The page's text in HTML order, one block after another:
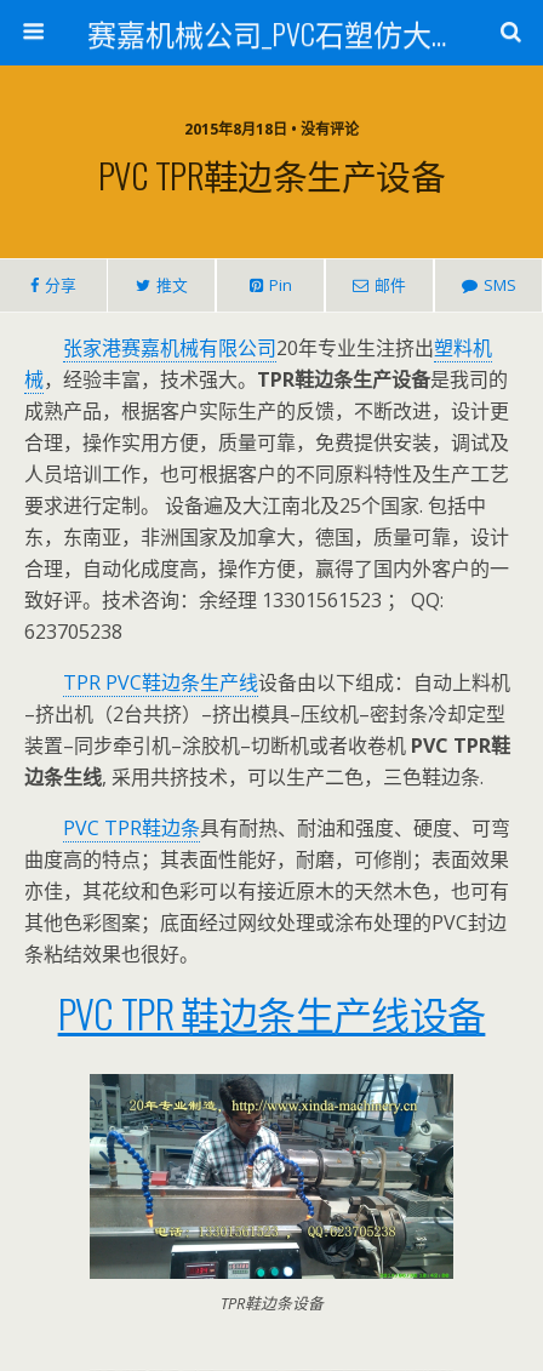
赛嘉机械公司_PVC石塑仿大理石线条生产线_PVC仿大理石板材生产设备_PVC门窗型材生产设备_PVC扣板设备_PVC/WPC发泡板材生产线_PVC波浪瓦生产设备_地毯覆膜TPR TPE设备_TPR鞋边条生产设备_PVC封边条卡条生产设备_PVC造料设备_PVC PE PP管材生产线_混合机
2015年8月18日 • 没有评论
PVC TPR鞋边条生产设备
分享 推文 Pin 邮件 SMS
张家港赛嘉机械有限公司20年专业生注挤出塑料机
械，经验丰富，技术强大。 TPR鞋边条生产设备是我司的
成熟产品，根据客户实际生产的反馈，不断改进，设计更
合理，操作实用方便，质量可靠，免费提供安装，调试及
人员培训工作，也可根据客户的不同原料特性及生产工艺
要求进行定制。 设备遍及大江南北及25个国家. 包括中
东，东南亚，非洲国家及加拿大，德国，质量可靠，设计
合理，自动化成度高，操作方便，赢得了国内外客户的一
致好评。技术咨询：余经理 13301561523 ； QQ:
623705238
TPR PVC鞋边条生产线设备由以下组成：自动上料机
–挤出机（2台共挤）–挤出模具–压纹机–密封条冷却定型
装置–同步牵引机–涂胶机–切断机或者收卷机 PVC TPR鞋
边条生线, 采用共挤技术，可以生产二色，三色鞋边条.
PVC TPR鞋边条具有耐热、耐油和强度、硬度、可弯
曲度高的特点；其表面性能好，耐磨，可修削；表面效果
亦佳，其花纹和色彩可以有接近原木的天然木色，也可有
其他色彩图案；底面经过网纹处理或涂布处理的PVC封边
条粘结效果也很好。
PVC TPR 鞋边条生产线设备
TPR鞋边条设备